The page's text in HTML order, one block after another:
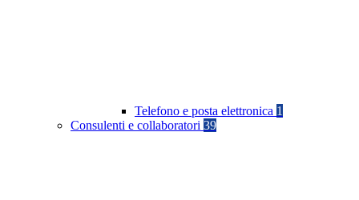
Telefono e posta elettronica 1
Consulenti e collaboratori 39